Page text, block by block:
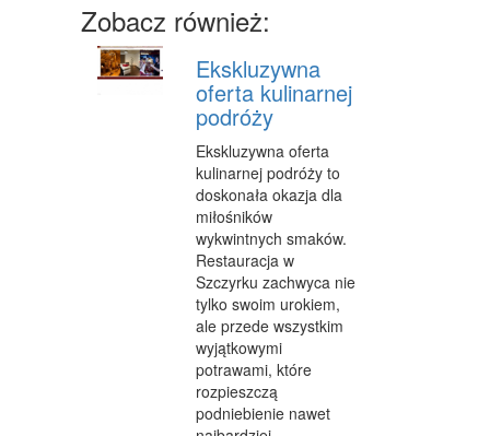
PRZEMYSŁ METALOWY
PRZEWÓZ
TRANSPORT
CZĘŚCI SAMOCHODOWE
WYNAJEM
USŁUGI MOTORYZACYJNE
SALONY, KOMISY
PUBLIC RELATIONS
AGENCJE REKLAMOWE
MATERIAŁY REKLAMOWE
Zobacz również:
Ekskluzywna
oferta kulinarnej
podróży
Ekskluzywna oferta
kulinarnej podróży to
doskonała okazja dla
miłośników
wykwintnych smaków.
Restauracja w
Szczyrku zachwyca nie
tylko swoim urokiem,
ale przede wszystkim
wyjątkowymi
potrawami, które
rozpieszczą
podniebienie nawet